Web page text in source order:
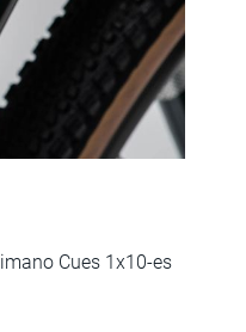
Cues 1x10-es